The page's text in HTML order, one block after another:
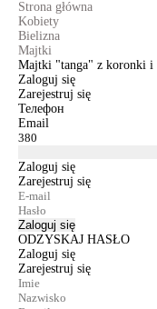
Strona główna
Kobiety
Bielizna
Majtki
Majtki "tanga" z koronki i
Zaloguj się
Zarejestruj się
Телефон
Email
Zaloguj się
Zarejestruj się
Zaloguj się
ODZYSKAJ HASŁO
Zaloguj się
Zarejestruj się